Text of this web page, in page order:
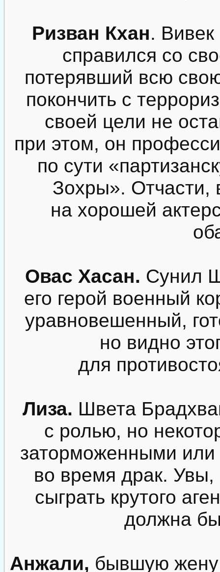
Ризван Кхан.
справился со
потерявший всю
покончить с
своей цели не
при этом, он
по сути
Зохры». Отчасти,
на хорошей
Овас Хасан. Сунил
его герой военный
уравновешенный,
но видно
для
Лиза. Швета
с ролью, но
заторможенными
во время драк.
сыграть крутого
должна
Анжали, бывшую жену